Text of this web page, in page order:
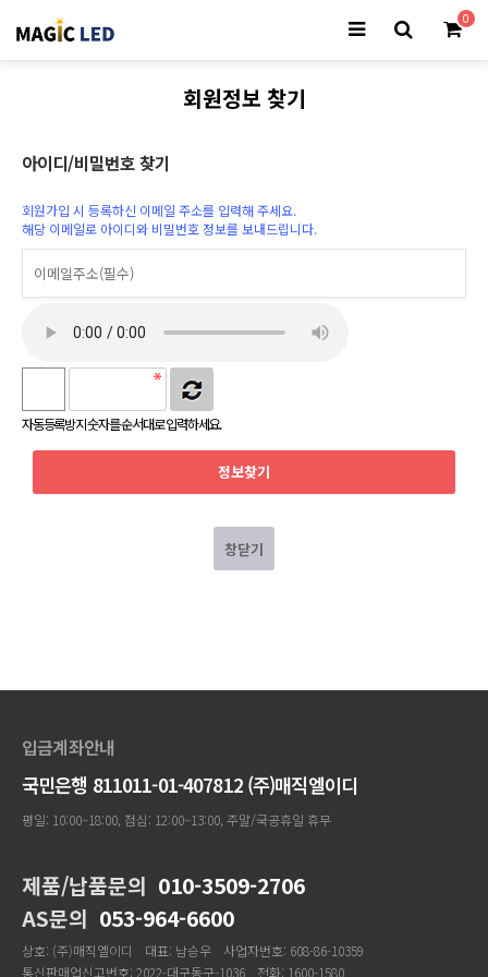
0
회원정보 찾기
아이디/비밀번호 찾기
회원가입 시 등록하신 이메일 주소를 입력해 주세요.
해당 이메일로 아이디와 비밀번호 정보를 보내드립니다.
자동등록방지 숫자를 순서대로 입력하세요.
창닫기
입금계좌안내
국민은행 811011-01-407812 (주)매직엘이디
평일: 10:00~18:00, 점심: 12:00~13:00, 주말/국공휴일 휴무
제품/납품문의 010-3509-2706
AS문의 053-964-6600
상호: (주)매직엘이디 대표: 남승우
사업자번호: 608-86-10359
통신판매업신고번호: 2022-대구동구-1036
전화: 1600-1580